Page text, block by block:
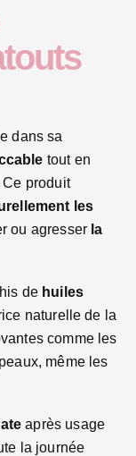
dans sa
tout en
produit
les
ou agresser la
de huiles
naturelle de la
comme les
même les
après usage
la journée